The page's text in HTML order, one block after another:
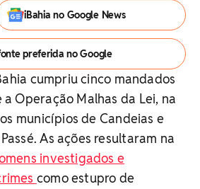
iBahia no Google News
preferida no Google
cumpriu cinco mandados
Operação Malhas da Lei, na
municípios de Candeias e
As ações resultaram na
investigados e
como estupro de